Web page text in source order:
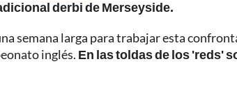
derbi de Merseyside.
semana larga para trabajar esta
inglés. En las toldas de los 'reds'